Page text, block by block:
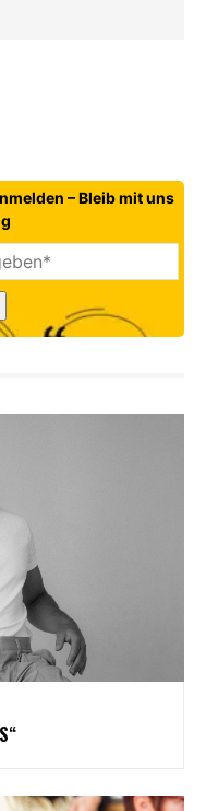
– Bleib mit uns